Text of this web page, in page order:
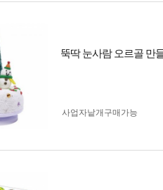
뚝딱 눈사람 오르골 만
사업자 낱개구매가능